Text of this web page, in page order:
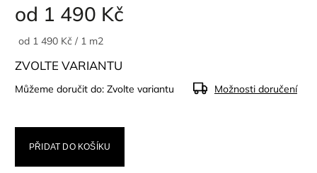
od 1 490 Kč
od 1 490 Kč / 1 m2
ZVOLTE VARIANTU
Můžeme doručit do: Zvolte variantu Možnosti doručení
PŘIDAT DO KOŠÍKU